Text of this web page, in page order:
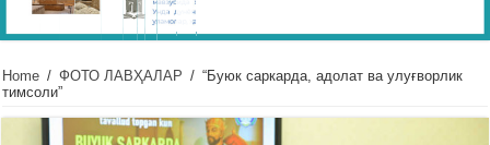
Home / ФОТО ЛАВҲАЛАР / “Буюк саркарда, адолат ва улуғворлик
тимсоли”